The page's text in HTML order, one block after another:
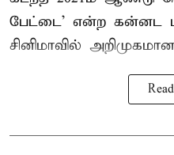
பேட்டை' என்ற கன்னட
சினிமாவில்